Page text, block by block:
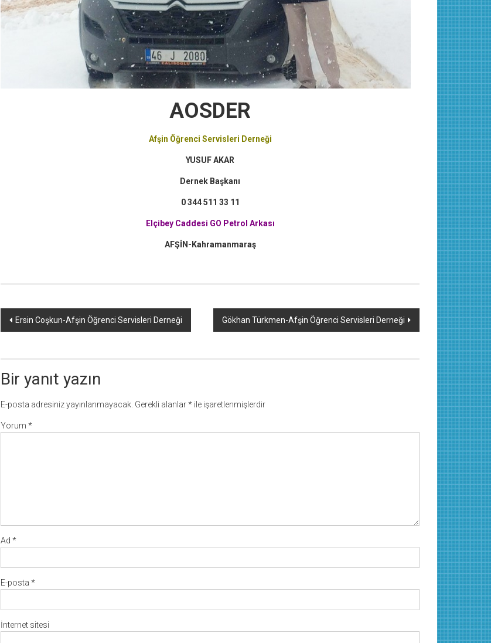
AOSDER
Afşin Öğrenci Servisleri Derneği
YUSUF AKAR
Dernek Başkanı
0 344 511 33 11
Elçibey Caddesi GO Petrol Arkası
AFŞİN-Kahramanmaraş
Yazı
Ersin Coşkun-Afşin Öğrenci Servisleri Derneği Gökhan Türkmen-Afşin Öğrenci Servisleri Derneği
Bir yanıt yazın
E-posta adresiniz yayınlanmayacak. Gerekli alanlar* ile işaretlenmişlerdir
Yorum *
Ad *
E-posta *
İnternet sitesi